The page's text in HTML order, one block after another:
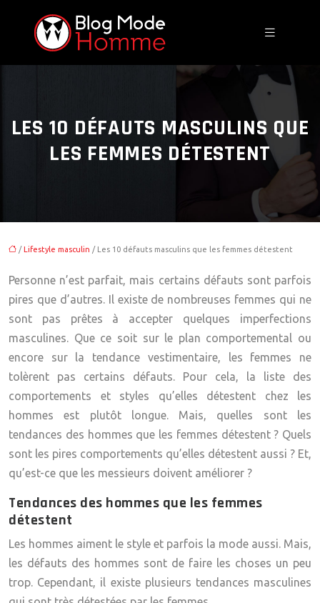
LES 10 DÉFAUTS MASCULINS QUE
LES FEMMES DÉTESTENT
/Lifestyle masculin / Les 10 défauts masculins que les femmes détestent
Personne n’est parfait, mais certains défauts sont parfois
pires que d’autres. Il existe de nombreuses femmes qui ne
sont pas prêtes à accepter quelques imperfections
masculines. Que ce soit sur le plan comportemental ou
encore sur la tendance vestimentaire, les femmes ne
tolèrent pas certains défauts. Pour cela, la liste des
comportements et styles qu’elles détestent chez les
hommes est plutôt longue. Mais, quelles sont les
tendances des hommes que les femmes détestent ? Quels
sont les pires comportements qu’elles détestent aussi ? Et,
qu’est-ce que les messieurs doivent améliorer ?
Tendances des hommes que les femmes
détestent
Les hommes aiment le style et parfois la mode aussi. Mais,
les défauts des hommes sont de faire les choses un peu
trop. Cependant, il existe plusieurs tendances masculines